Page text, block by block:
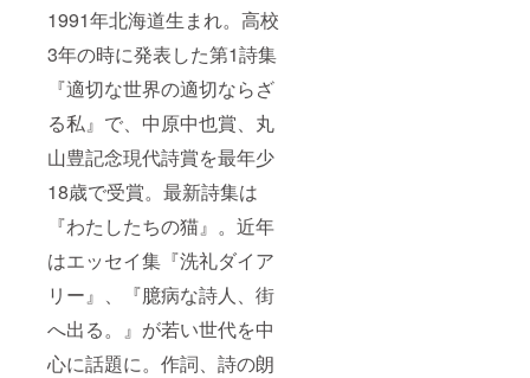
1991年北海道生まれ。高校
3年の時に発表した第1詩集
『適切な世界の適切ならざ
る私』で、中原中也賞、丸
山豊記念現代詩賞を最年少
18歳で受賞。最新詩集は
『わたしたちの猫』。近年
はエッセイ集『洗礼ダイア
リー』、『臆病な詩人、街
へ出る。』が若い世代を中
心に話題に。作詞、詩の朗